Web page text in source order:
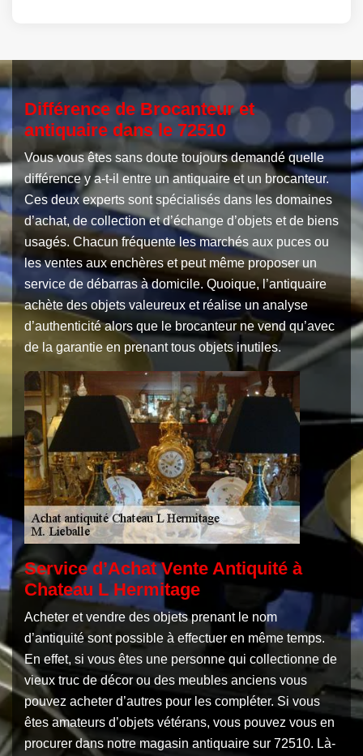
Différence de Brocanteur et
antiquaire dans le 72510
Vous vous êtes sans doute toujours demandé quelle
différence y a-t-il entre un antiquaire et un brocanteur.
Ces deux experts sont spécialisés dans les domaines
d’achat, de collection et d’échange d’objets et de biens
usagés. Chacun fréquente les marchés aux puces ou
les ventes aux enchères et peut même proposer un
service de débarras à domicile. Quoique, l’antiquaire
achète des objets valeureux et réalise un analyse
d’authenticité alors que le brocanteur ne vend qu’avec
de la garantie en prenant tous objets inutiles.
Service d’Achat Vente Antiquité à
Chateau L Hermitage
Acheter et vendre des objets prenant le nom
d’antiquité sont possible à effectuer en même temps.
En effet, si vous êtes une personne qui collectionne de
vieux truc de décor ou des meubles anciens vous
pouvez acheter d’autres pour les compléter. Si vous
êtes amateurs d’objets vétérans, vous pouvez vous en
procurer dans notre magasin antiquaire sur 72510. Là-